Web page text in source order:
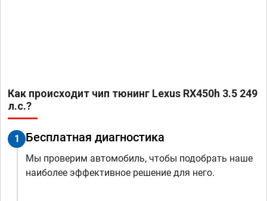
Как происходит чип тюнинг Lexus RX450h 3.5 249
л.с.?
1 Бесплатная диагностика
Мы проверим автомобиль, чтобы подобрать наше
наиболее эффективное решение для него.